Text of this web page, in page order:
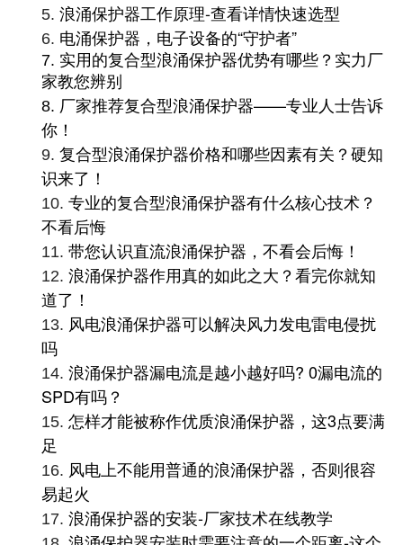
5. 浪涌保护器工作原理-查看详情快速选型
6. 电涌保护器，电子设备的“守护者”
7. 实用的复合型浪涌保护器优势有哪些？实力厂
家教您辨别
8. 厂家推荐复合型浪涌保护器——专业人士告诉
你！
9. 复合型浪涌保护器价格和哪些因素有关？硬知
识来了！
10. 专业的复合型浪涌保护器有什么核心技术？
不看后悔
11. 带您认识直流浪涌保护器，不看会后悔！
12. 浪涌保护器作用真的如此之大？看完你就知
道了！
13. 风电浪涌保护器可以解决风力发电雷电侵扰
吗
14. 浪涌保护器漏电流是越小越好吗? 0漏电流的
SPD有吗？
15. 怎样才能被称作优质浪涌保护器，这3点要满
足
16. 风电上不能用普通的浪涌保护器，否则很容
易起火
17. 浪涌保护器的安装-厂家技术在线教学